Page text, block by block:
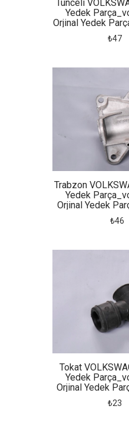
Tunceli
Yedek
Orjinal Yedek
₺47
Trabzon
Yedek
Orjinal Yedek
₺46
Tokat
Yedek
Orjinal Yedek
₺23